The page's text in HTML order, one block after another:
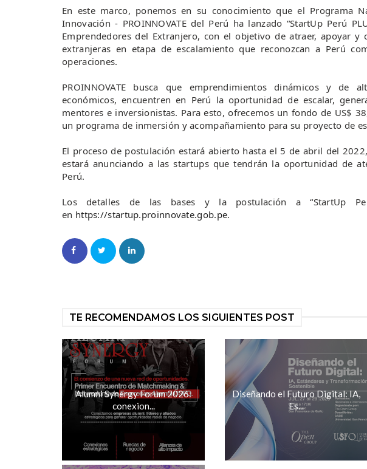
En este marco, ponemos en su conocimiento que el Programa
Innovación - PROINNOVATE del Perú ha lanzado “StartUp Perú
Emprendedores del Extranjero, con el objetivo de atraer, apoyar y
extranjeras en etapa de escalamiento que reconozcan a Perú
operaciones.
PROINNOVATE busca que emprendimientos dinámicos y de
económicos, encuentren en Perú la oportunidad de escalar,
mentores e inversionistas. Para esto, ofrecemos un fondo de US$
un programa de inmersión y acompañamiento para su proyecto de
El proceso de postulación estará abierto hasta el 5 de abril del
estará anunciando a las startups que tendrán la oportunidad de
Perú.
Los detalles de las bases y la postulación a “StartUp
en https://startup.proinnovate.gob.pe.
TE RECOMENDAMOS LOS SIGUIENTES POST
Alumni Synergy Forum 2026:
conexion...
Diseñando el Futuro Digital: IA,
Es...